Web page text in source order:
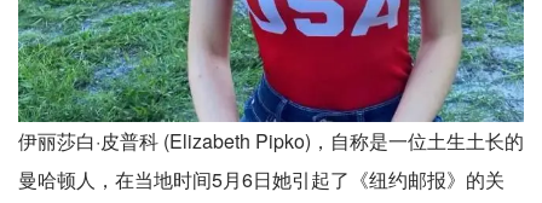
伊丽莎白·皮普科 (Elizabeth Pipko)，自称是一位土生土长的
曼哈顿人，在当地时间5月6日她引起了《纽约邮报》的关